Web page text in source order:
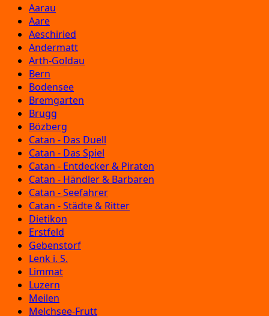
Aarau
Aare
Aeschiried
Andermatt
Arth-Goldau
Bern
Bodensee
Bremgarten
Brugg
Bözberg
Catan - Das Duell
Catan - Das Spiel
Catan - Entdecker & Piraten
Catan - Händler & Barbaren
Catan - Seefahrer
Catan - Städte & Ritter
Dietikon
Erstfeld
Gebenstorf
Lenk i. S.
Limmat
Luzern
Meilen
Melchsee-Frutt